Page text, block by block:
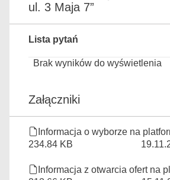
ul. 3 Maja 7”
Lista pytań
Brak wyników do wyświetlenia
Załączniki
Informacja o wyborze na
234.84 KB
Informacja z otwarcia ofert na